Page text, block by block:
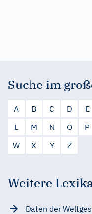
Suche im
A B C D E
L
M N O P
W
X Y Z
Weitere
Daten der